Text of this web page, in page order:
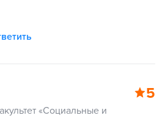
5
«Социальные и